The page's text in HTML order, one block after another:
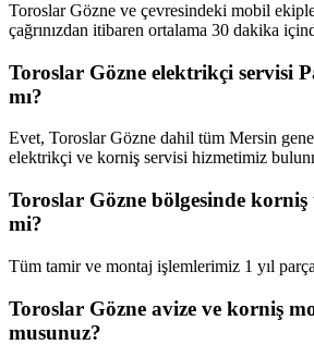
Toroslar Gözne ve çevresindeki mobil
çağrınızdan itibaren ortalama 30 dakika
Toroslar Gözne elektrikçi servisi
mı?
Evet, Toroslar Gözne dahil tüm Mersin
elektrikçi ve korniş servisi hizmetimiz
Toroslar Gözne bölgesinde
mi?
Tüm tamir ve montaj işlemlerimiz 1 yıl
Toroslar Gözne avize ve korniş
musunuz?